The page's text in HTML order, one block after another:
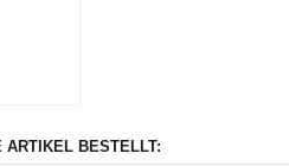
ARTIKEL BESTELLT: